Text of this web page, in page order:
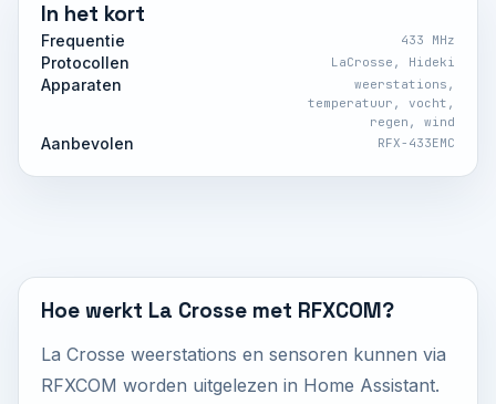
In het kort
Frequentie 433 MHz
Protocollen LaCrosse, Hideki
Apparaten
weerstations,
temperatuur, vocht,
regen, wind
Aanbevolen RFX-433EMC
Hoe werkt La Crosse met RFXCOM?
La Crosse weerstations en sensoren kunnen via
RFXCOM worden uitgelezen in Home Assistant.